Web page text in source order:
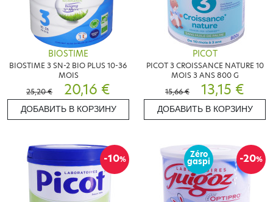
BIOSTIME
BIOSTIME 3 SN-2 BIO PLUS 10-36
MOIS
25,20 €
20,16 €
ДОБАВИТЬ В КОРЗИНУ
PICOT
PICOT 3 CROISSANCE NATURE 10
MOIS 3 ANS 800 G
15,66 €
13,15 €
ДОБАВИТЬ В КОРЗИНУ
-10% -20%
Zéro
gaspi